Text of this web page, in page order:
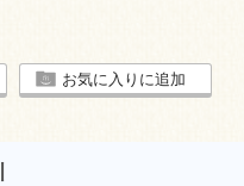
お気に入りに追加